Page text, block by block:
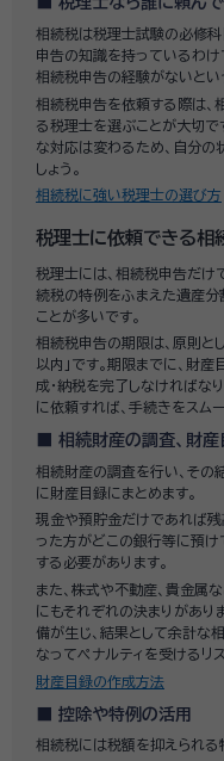
相続税は税理士試験の必修
申告の知識を持っているわけ
相続税申告の経験がないとい
相続税申告を依頼する際は、
る税理士を選ぶことが大切
な対応は変わるため、自分の
しょう。
相続税に強い税理士の選び方
税理士に依頼できる相
税理士には、相続税申告だけ
続税の特例をふまえた遺産分
ことが多いです。
相続税申告の期限は、原則と
以内」です。期限までに、財
成・納税を完了しなければな
に依頼すれば、手続きをスム
相続財産の調査、財
相続財産の調査を行い、そ
に財産目録にまとめます。
現金や預貯金だけであれば残
った方がどこの銀行等に預
する必要があります。
また、株式や不動産、貴金属
にもそれぞれの決まりがあり
備が生じ、結果として余計な
なってペナルティを受けるリス
財産目録の作成方法
控除や特例の活用
相続税には税額を抑えられる